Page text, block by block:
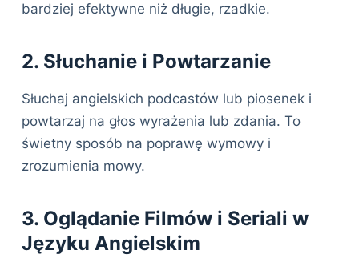
bardziej efektywne niż długie, rzadkie.
2. Słuchanie i Powtarzanie
Słuchaj angielskich podcastów lub piosenek i
powtarzaj na głos wyrażenia lub zdania. To
świetny sposób na poprawę wymowy i
zrozumienia mowy.
3. Oglądanie Filmów i Seriali w
Języku Angielskim